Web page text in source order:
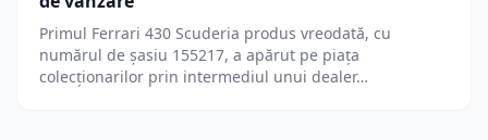
Primul Ferrari 430 Scuderia produs vreodată, cu
numărul de șasiu 155217, a apărut pe piața
colecționarilor prin intermediul unui dealer…